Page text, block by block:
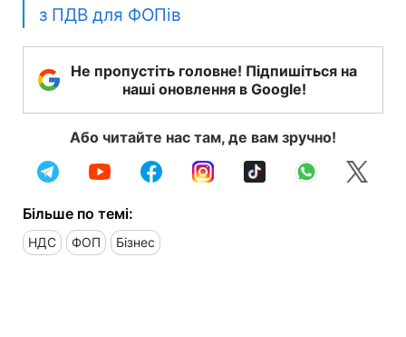
з ПДВ для ФОПів
Не пропустіть головне! Підпишіться на
наші оновлення в Google!
Або читайте нас там, де вам зручно!
Більше по темі:
НДС ФОП Бізнес